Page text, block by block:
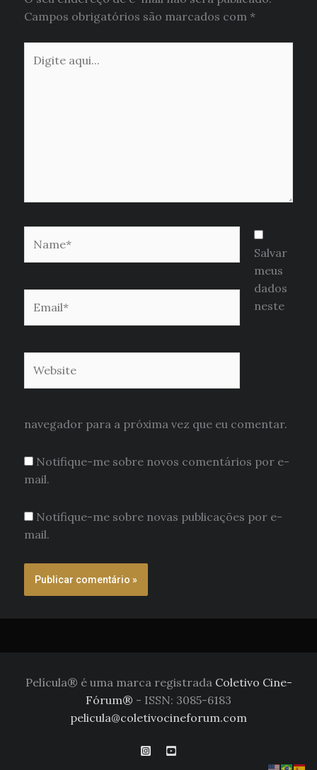
Campos obrigatórios são marcados com*
aqui...
Salvar
meus
dados
neste
navegador para a próxima vez que eu comentar.
Notifique-me sobre novos comentários por e-
mail.
Notifique-me sobre novas publicações por e-
mail.
Película® é uma marca registrada Coletivo Cine-
Fórum® - ISSN: 3085-6183
pelicula@coletivocineforum.com